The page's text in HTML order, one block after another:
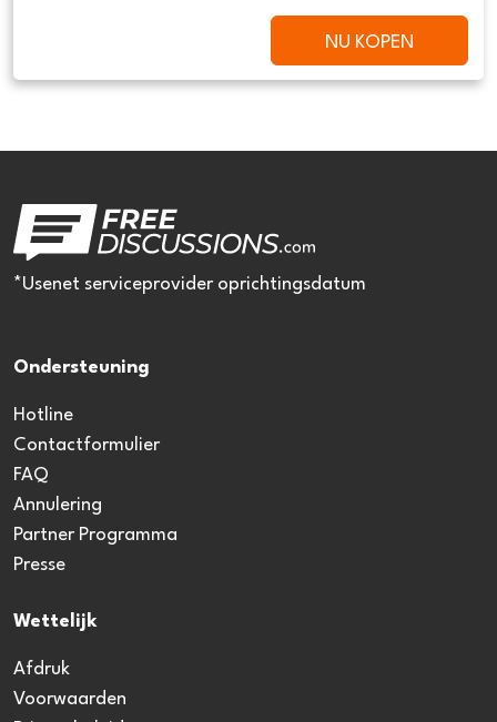
NU KOPEN
*Usenet serviceprovider oprichtingsdatum
Ondersteuning
Hotline
Contactformulier
FAQ
Annulering
Partner Programma
Presse
Wettelijk
Afdruk
Voorwaarden